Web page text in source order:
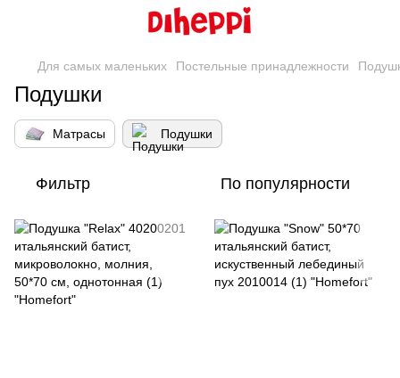
Для самых маленьких Постельные принадлежности
Подушки
Матрасы Подушки
Фильтр По популярности